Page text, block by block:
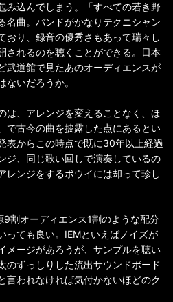
み込んでしまう。「すべての若き野
名曲。バンドがかなりテクニシャン
おり、録音の優秀さもあって瑞々し
されるのを聴くことができる。日本
武道館で見たあのオーディエンスが
いだろうか。
は、アレンジを変えることなく、ほ
で古今の曲を披露した点にあるとい
表からこの時点で既に30年以上経過
ジ、同じ歌い回しで演奏しているの
レンジをするボウイには却って珍し
割オーディエンス1割のような配分
っても良い。IEMといえばノイズが
メージがあろうが、サンプルを聴い
のずっしりした流出サウンドボード
言われなければ気付かないほどのク